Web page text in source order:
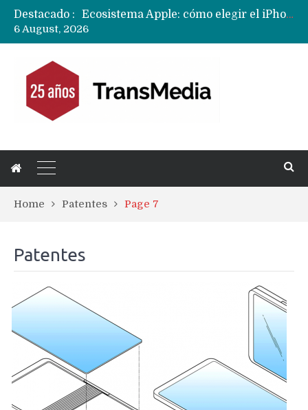
Destacado :
Ecosistema Apple: cómo elegir el iPhone según tu uso
Apple dice que más ex empleados se llevaron datos confidenciales a OpenAI
6 August, 2026
Home Patentes Page 7
Patentes